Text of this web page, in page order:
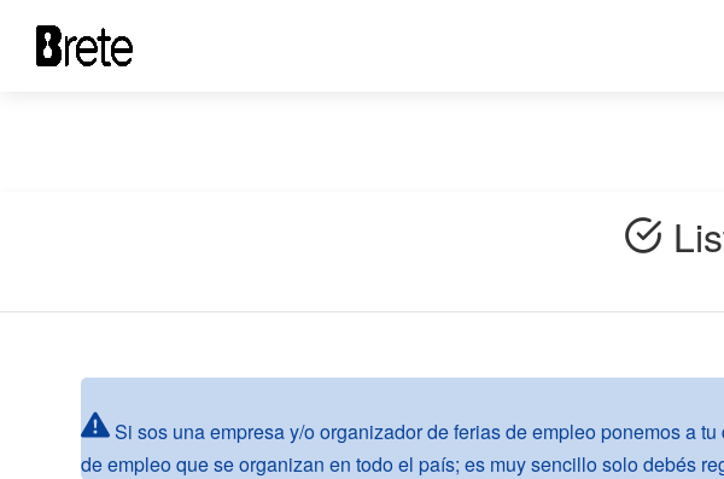
Si sos una empresa y/o organizador de ferias de empleo ponemos a
de empleo que se organizan en todo el país; es muy sencillo solo debés